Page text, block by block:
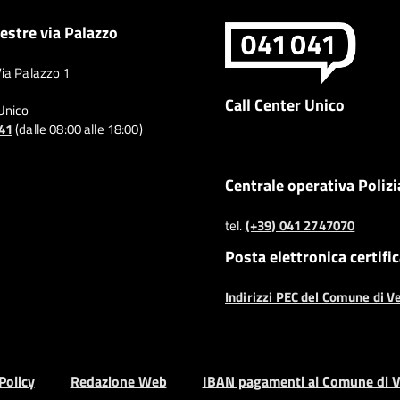
via Palazzo
Palazzo 1
(dalle 08:00 alle 18:00)
Call Center Unico
Centrale operativa
tel.(+39) 041 2747070
Posta elettronica
Indirizzi PEC del Comune di
Redazione Web IBAN pagamenti al Comune di